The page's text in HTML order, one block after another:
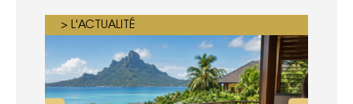
> L'ACTUALITÉ